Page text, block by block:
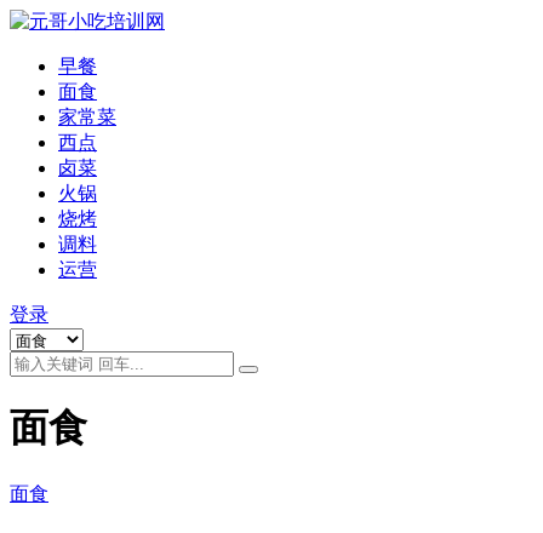
早餐
面食
家常菜
西点
卤菜
火锅
烧烤
调料
运营
登录
面食
面食